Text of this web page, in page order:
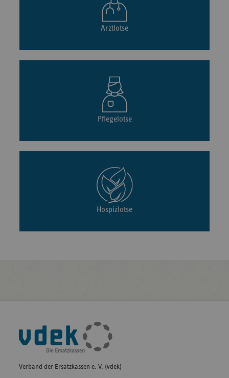
Arztlotse
Pflegelotse
Hospizlotse
Fußleisten-
Navigation
Verband der Ersatzkassen e. V. (vdek)